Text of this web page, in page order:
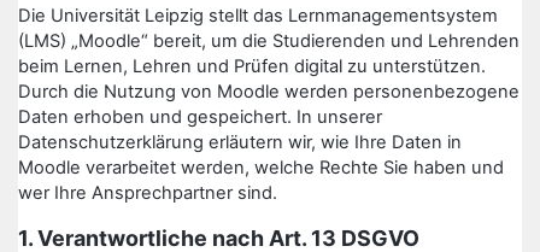
Die Universität Leipzig stellt das Lernmanagementsystem
(LMS) „Moodle“ bereit, um die Studierenden und Lehrenden
beim Lernen, Lehren und Prüfen digital zu unterstützen.
Durch die Nutzung von Moodle werden personenbezogene
Daten erhoben und gespeichert. In unserer
Datenschutzerklärung erläutern wir, wie Ihre Daten in
Moodle verarbeitet werden, welche Rechte Sie haben und
wer Ihre Ansprechpartner sind.
1. Verantwortliche nach Art. 13 DSGVO